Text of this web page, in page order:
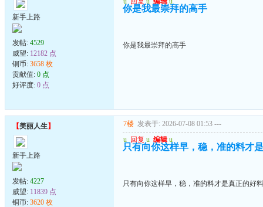
新手上路
发帖: 4529
威望: 12182 点
铜币: 3658 枚
贡献值: 0 点
好评度: 0 点
你是我最崇拜的高手
你是我最崇拜的高手
【美丽人生】
新手上路
发帖: 4227
威望: 11839 点
铜币: 3620 枚
7楼 发表于: 2026-07-08 01:53 ---
u 回复 u 编辑 u
只有向你这样早，稳，准的料才
只有向你这样早，稳，准的料才是真正的好料